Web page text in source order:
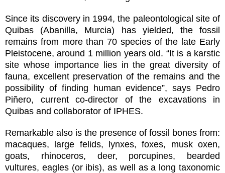
Since its discovery in 1994, the paleontological site of
Quibas (Abanilla, Murcia) has yielded, the fossil
remains from more than 70 species of the late Early
Pleistocene, around 1 million years old. “It is a karstic
site whose importance lies in the great diversity of
fauna, excellent preservation of the remains and the
possibility of finding human evidence”, says Pedro
Piñero, current co-director of the excavations in
Quibas and collaborator of IPHES.
Remarkable also is the presence of fossil bones from:
macaques, large felids, lynxes, foxes, musk oxen,
goats, rhinoceros, deer, porcupines, bearded
vultures, eagles (or ibis), as well as a long taxonomic